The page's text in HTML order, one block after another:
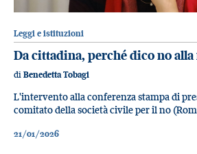
Leggi e istituzioni
Da cittadina, perché dico no
di Benedetta Tobagi
L'intervento alla conferenza stampa di
comitato della società civile per il no
21/01/2026